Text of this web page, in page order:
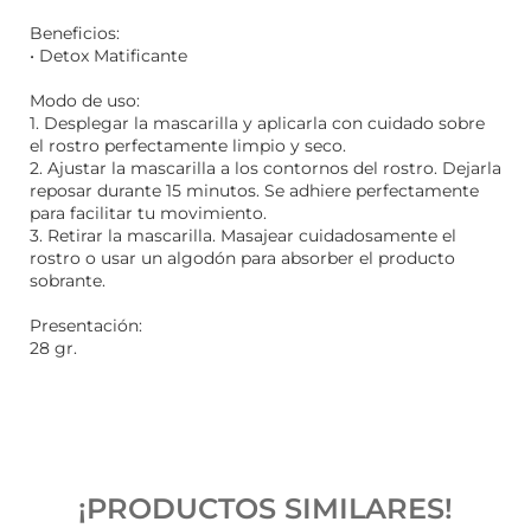
Beneficios:
• Detox Matificante
Modo de uso:
1. Desplegar la mascarilla y aplicarla con cuidado sobre
el rostro perfectamente limpio y seco.
2. Ajustar la mascarilla a los contornos del rostro. Dejarla
reposar durante 15 minutos. Se adhiere perfectamente
para facilitar tu movimiento.
3. Retirar la mascarilla. Masajear cuidadosamente el
rostro o usar un algodón para absorber el producto
sobrante.
Presentación:
28 gr.
¡PRODUCTOS SIMILARES!